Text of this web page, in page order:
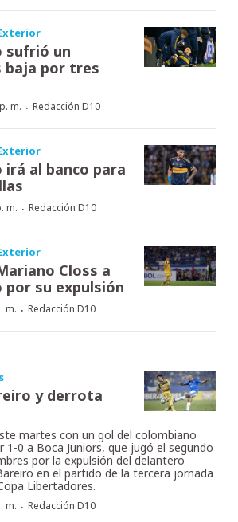
sufrió un
baja por tres
m. · Redacción D10
irá al banco para
m. · Redacción D10
Closs a
por su expulsión
m. · Redacción D10
y derrota
martes con un gol del colombiano
1-0 a Boca Juniors, que jugó el segundo
por la expulsión del delantero
en el partido de la tercera jornada
Libertadores.
m. · Redacción D10